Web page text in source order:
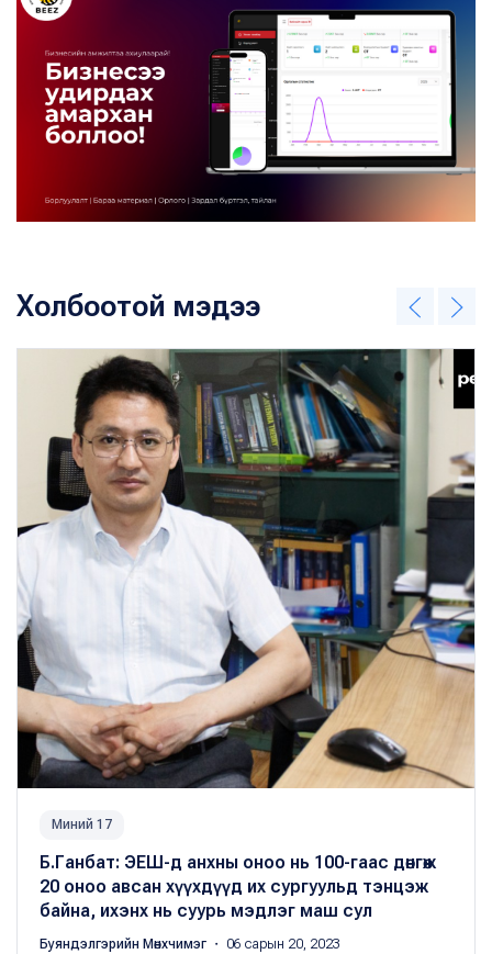
Холбоотой мэдээ
Миний 17
Б.Ганбат: ЭЕШ-д анхны оноо нь 100-гаас дөнгөж
20 оноо авсан хүүхдүүд их сургуульд тэнцэж
байна, ихэнх нь суурь мэдлэг маш сул
Буяндэлгэрийн Мөнхчимэг ・ 06 сарын 20, 2023